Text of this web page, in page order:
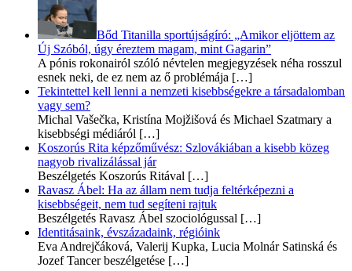
Bőd Titanilla sportújságíró: „Amikor eljöttem az
Új Szóból, úgy éreztem magam, mint Gagarin”
A pónis rokonairól szóló névtelen megjegyzések néha rosszul
esnek neki, de ez nem az ő problémája […]
Tekintettel kell lenni a nemzeti kisebbségekre a társadalomban
vagy sem?
Michal Vašečka, Kristína Mojžišová és Michael Szatmary a
kisebbségi médiáról […]
Koszorús Rita képzőművész: Szlovákiában a kisebb közeg
nagyob rivalizálással jár
Beszélgetés Koszorús Ritával […]
Ravasz Ábel: Ha az állam nem tudja feltérképezni a
kisebbségeit, nem tud segíteni rajtuk
Beszélgetés Ravasz Ábel szociológussal […]
Identitásaink, évszázadaink, régióink
Eva Andrejčáková, Valerij Kupka, Lucia Molnár Satinská és
Jozef Tancer beszélgetése […]